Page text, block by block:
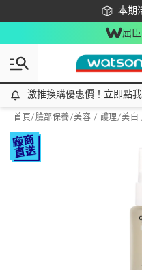
本期
下載
屈
激推換購優惠價！立即點我看
激推換購優惠價！立即點
首頁/臉部保養/美容 / 護理/美白